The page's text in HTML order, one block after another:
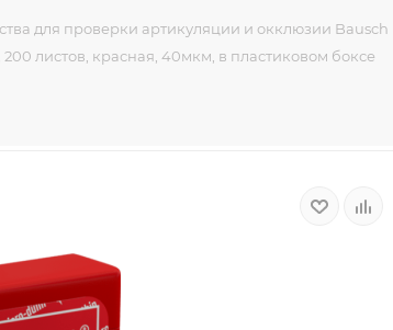
для проверки артикуляции и окклюзии Bausch
листов, красная, 40мкм, в пластиковом боксе